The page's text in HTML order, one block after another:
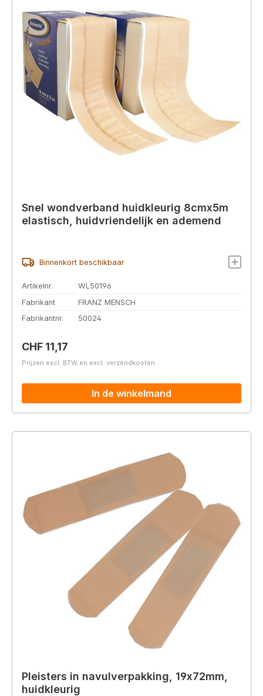
Snel wondverband huidkleurig 8cmx5m
elastisch, huidvriendelijk en ademend
Binnenkort beschikbaar
Artikelnr.
WL50196
Fabrikant
FRANZ MENSCH
Fabrikantnr.
50024
Normale prijs:
CHF 11,17
Prijzen excl. BTW en excl. verzendkosten
In de winkelmand
Pleisters in navulverpakking, 19x72mm,
huidkleurig